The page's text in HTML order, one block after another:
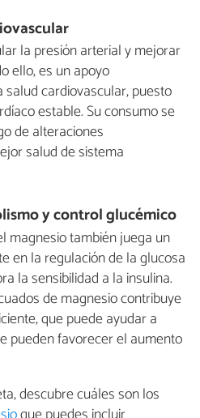
la presión arterial y mejorar
ello, es un apoyo
cardiovascular, puesto
estable. Su consumo se
de alteraciones
salud de sistema
y control glucémico
magnesio también juega un
en la regulación de la glucosa
la sensibilidad a la insulina.
de magnesio contribuye
que puede ayudar a
pueden favorecer el aumento
descubre cuáles son los